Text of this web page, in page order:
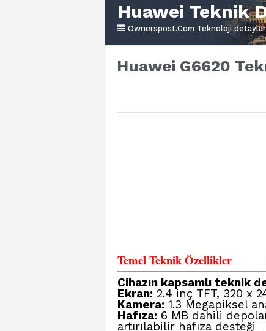
Huawei Teknik
Ownerspost.Com Teknoloji
Huawei G6620
Temel Teknik
Cihazın kapsamlı teknik
Ekran: 2.4 inç TFT, 320 x
Kamera: 1.3 Megapiksel
Hafıza: 6 MB dahili
artırılabilir hafıza desteği